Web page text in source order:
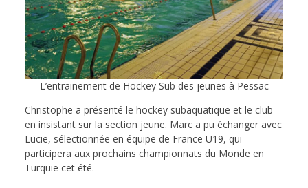
L’entrainement de Hockey Sub des jeunes à Pessac
Christophe a présenté le hockey subaquatique et le club
en insistant sur la section jeune. Marc a pu échanger avec
Lucie, sélectionnée en équipe de France U19, qui
participera aux prochains championnats du Monde en
Turquie cet été.